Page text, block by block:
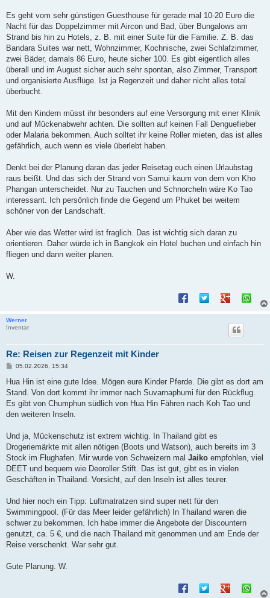
Es geht vom sehr günstigen Guesthouse für gerade mal 10-20 Euro die
Nacht für das Doppelzimmer mit Aircon und Bad, über Bungalows am
Strand bis hin zu Hotels, z. B. mit einer Suite für die Familie. Z. B. das
Bandara Suites war nett, Wohnzimmer, Kochnische, zwei Schlafzimmer,
zwei Bäder, damals 86 Euro, heute sicher 100. Es gibt eigentlich alles
überall und im August sicher auch sehr spontan, also Zimmer, Transport
und organisierte Ausflüge. Ist ja Regenzeit und daher nicht alles total
überbucht.
Mit den Kindern müsst ihr besonders auf eine Versorgung mit einer Klinik
und auf Mückenabwehr achten. Die sollten auf keinen Fall Denguefieber
oder Malaria bekommen. Auch solltet ihr keine Roller mieten, das ist alles
gefährlich, auch wenn es viele überlebt haben.
Denkt bei der Planung daran das jeder Reisetag euch einen Urlaubstag
raus beißt. Und das sich der Strand von Samui kaum von dem von Kho
Phangan unterscheidet. Nur zu Tauchen und Schnorcheln wäre Ko Tao
interessant. Ich persönlich finde die Gegend um Phuket bei weitem
schöner von der Landschaft.
Aber wie das Wetter wird ist fraglich. Das ist wichtig sich daran zu
orientieren. Daher würde ich in Bangkok ein Hotel buchen und einfach hin
fliegen und dann weiter planen.
W.
Werner
Inventar
Re: Reisen zur Regenzeit mit Kinder
B
r
a
05.02.2026, 15:34
Hua Hin ist eine gute Idee. Mögen eure Kinder Pferde. Die gibt es dort am
Stand. Von dort kommt ihr immer nach Suvarnaphumi für den Rückflug.
Es gibt von Chumphun südlich von Hua Hin Fähren nach Koh Tao und
den weiteren Inseln.
Und ja, Mückenschutz ist extrem wichtig. In Thailand gibt es
Drogeriemärkte mit allen nötigen (Boots und Watson), auch bereits im 3
Stock im Flughafen. Mir wurde von Schweizern mal Jaiko empfohlen, viel
DEET und bequem wie Deoroller Stift. Das ist gut, gibt es in vielen
Geschäften in Thailand. Vorsicht, auf den Inseln ist alles teurer.
Und hier noch ein Tipp: Luftmatratzen sind super nett für den
Swimmingpool. (Für das Meer leider gefährlich) In Thailand waren die
schwer zu bekommen. Ich habe immer die Angebote der Discountern
genutzt, ca. 5 €, und die nach Thailand mit genommen und am Ende der
Reise verschenkt. War sehr gut.
Gute Planung. W.